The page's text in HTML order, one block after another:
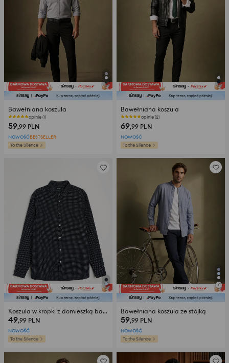
Bawełniana koszula
opinie (1)
59,99 PLN
NOWOŚĆBESTSELLER
To the Silence
Bawełniana koszula
opinie (2)
69,99 PLN
NOWOŚĆ
To the Silence
Koszula w kropki z domieszką bawełny
49,99 PLN
NOWOŚĆ
To the Silence
+1
Bawełniana koszula ze stójką
59,99 PLN
NOWOŚĆ
To the Silence